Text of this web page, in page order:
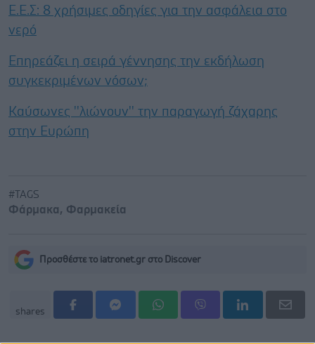
Ε.E.Σ: 8 χρήσιμες οδηγίες για την ασφάλεια στο
νερό
Επηρεάζει η σειρά γέννησης την εκδήλωση
συγκεκριμένων νόσων;
Καύσωνες ''λιώνουν'' την παραγωγή ζάχαρης
στην Ευρώπη
#TAGS
Φάρμακα, Φαρμακεία
Προσθέστε το iatronet.gr στο Discover
shares